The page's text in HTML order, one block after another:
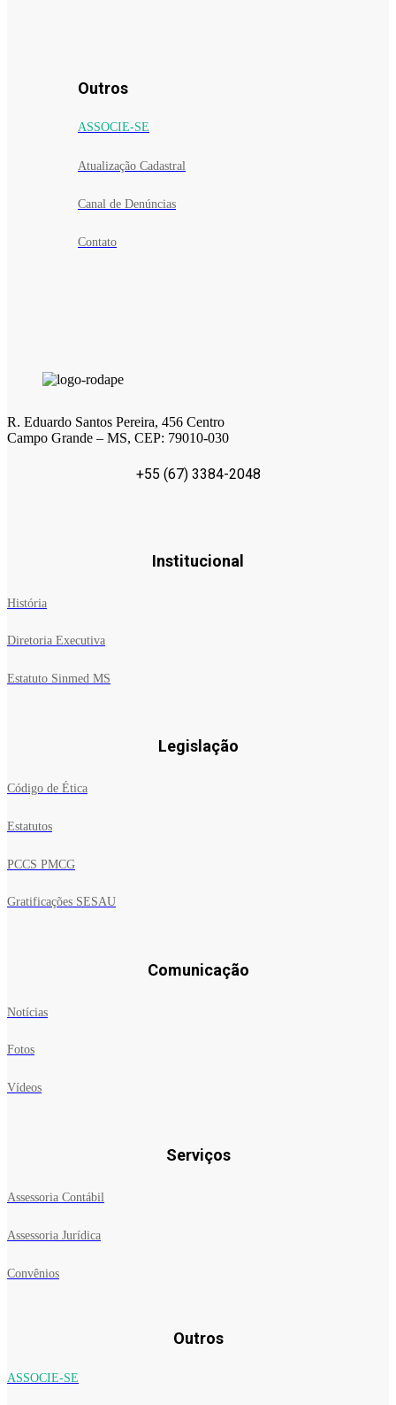
Outros
ASSOCIE-SE
Atualização Cadastral
Canal de Denúncias
Contato
R. Eduardo Santos Pereira, 456 Centro
Campo Grande – MS, CEP: 79010-030
+55 (67) 3384-2048
Institucional
História
Diretoria Executiva
Estatuto Sinmed MS
Legislação
Código de Ética
Estatutos
PCCS PMCG
Gratificações SESAU
Comunicação
Notícias
Fotos
Vídeos
Serviços
Assessoria Contábil
Assessoria Jurídica
Convênios
Outros
ASSOCIE-SE